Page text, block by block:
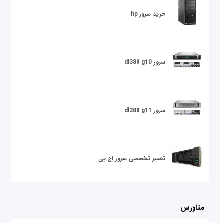
خرید سرور hp
سرور dl380 g10
سرور dl380 g11
تعمیر تخصصی سرور اچ پی
متاورس